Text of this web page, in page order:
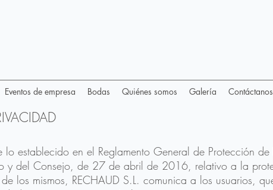
Eventos de empresa Bodas Quiénes somos Galería Contáctanos
lo establecido en el Reglamento General de Protección
y del Consejo, de 27 de abril de 2016, relativo a la
los mismos, RECHAUD S.L. comunica a los usuarios,